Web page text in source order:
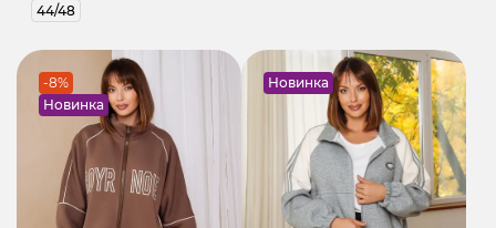
44/48
-8%
Новинка
Новинка